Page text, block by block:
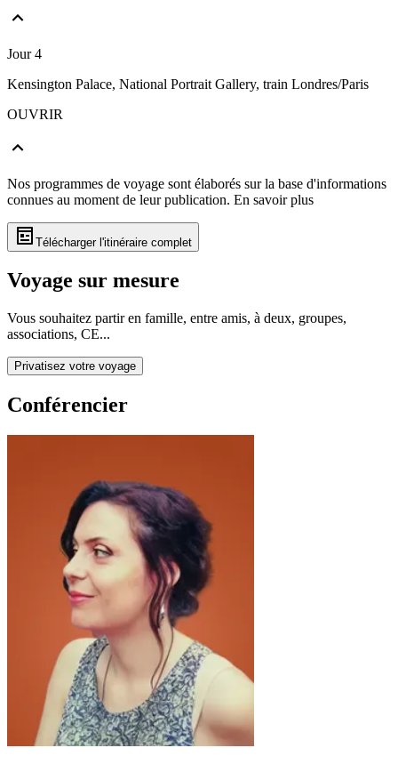
Jour 4
Kensington Palace, National Portrait Gallery, train Londres/Paris
OUVRIR
Nos programmes de voyage sont élaborés sur la base d'informations
connues au moment de leur publication. En savoir plus
Télécharger l'itinéraire complet
Voyage sur mesure
Vous souhaitez partir en famille, entre amis, à deux, groupes,
associations, CE...
Privatisez votre voyage
Conférencier